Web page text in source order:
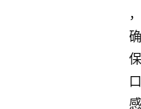
，
确
保
口
感